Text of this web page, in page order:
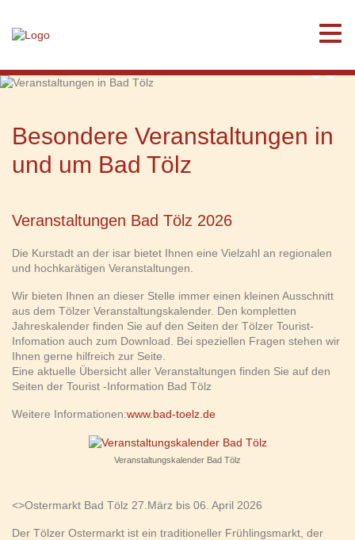
Veranstaltungen in Bad
Besondere Veranstaltungen in
und um Bad Tölz
Veranstaltungen Bad Tölz 2026
Die Kurstadt an der isar bietet Ihnen eine Vielzahl an regionalen
und hochkarätigen Veranstaltungen.
Wir bieten Ihnen an dieser Stelle immer einen kleinen Ausschnitt
aus dem Tölzer Veranstaltungskalender. Den kompletten
Jahreskalender finden Sie auf den Seiten der Tölzer Tourist-
Infomation auch zum Download. Bei speziellen Fragen stehen wir
Ihnen gerne hilfreich zur Seite.
Eine aktuelle Übersicht aller Veranstaltungen finden Sie auf den
Seiten der Tourist -Information Bad Tölz
Weitere Informationen:www.bad-toelz.de
Veranstaltungskalender Bad Tölz
<>Ostermarkt Bad Tölz 27.März bis 06. April 2026
Der Tölzer Ostermarkt ist ein traditioneller Frühlingsmarkt, der